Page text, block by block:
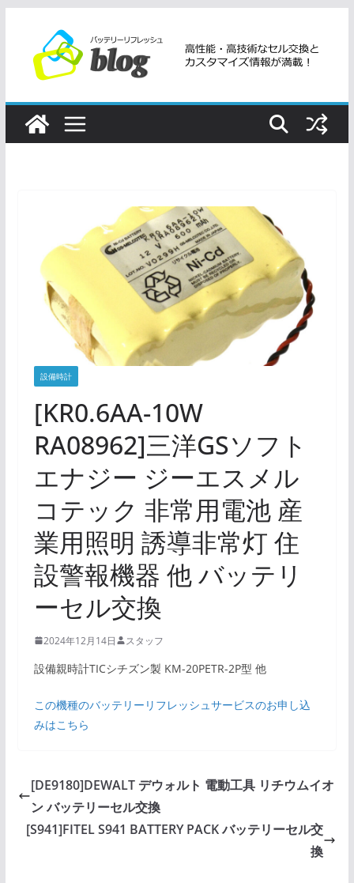
ツ
設備時計
[KR0.6AA-10W
RA08962]三洋GSソフト
エナジー ジーエスメル
コテック 非常用電池 産
業用照明 誘導非常灯 住
設警報機器 他 バッテリ
ーセル交換
2024年12月14日 スタッフ
設備親時計TICシチズン製 KM-20PETR-2P型 他
この機種のバッテリーリフレッシュサービスのお申し込
みはこちら
[DE9180]DEWALT デウォルト 電動工具 リチウムイオ
ン バッテリーセル交換
[S941]FITEL S941 BATTERY PACK バッテリーセル交
換